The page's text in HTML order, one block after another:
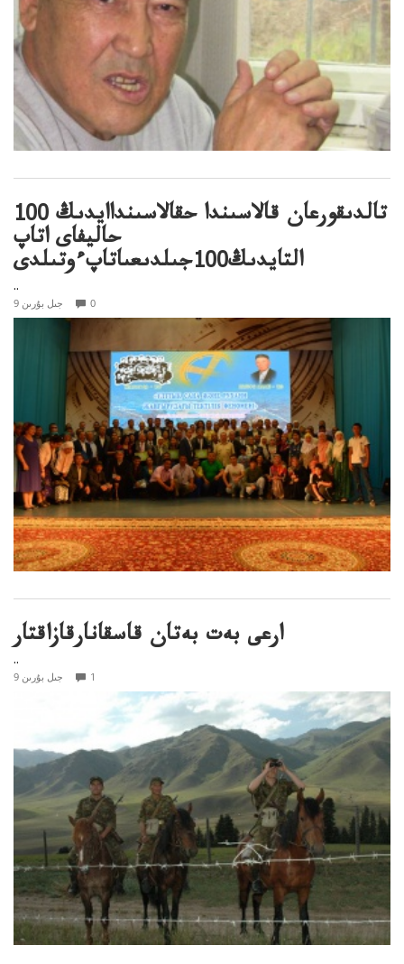
تالدىقورعان قالاسىندا حقالاسىنداايدىڭ 100
حاليفاى اتاپ
التايدىڭ100جىلدىعىاتاپءوتىلدى
..
9 جىل بۇرىن 0
ارعى بەت بەتان قاسقانارقازاقتار
..
9 جىل بۇرىن 1